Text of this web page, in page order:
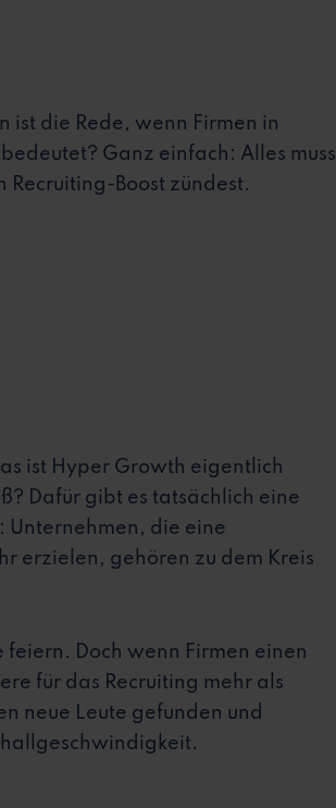
ist die Rede, wenn Firmen in
Ganz einfach: Alles muss
Boost zündest.
ist Hyper Growth eigentlich
Dafür gibt es tatsächlich eine
Unternehmen, die eine
erzielen, gehören zu dem Kreis
Doch wenn Firmen einen
für das Recruiting mehr als
neue Leute gefunden und